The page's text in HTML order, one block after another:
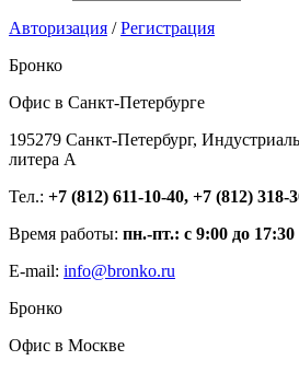
Авторизация /Регистрация
Бронко
Офис в Санкт-Петербурге
195279 Санкт-Петербург,
литера А
Тел.: +7 (812) 611-10-40, +7 (812) 318-
Время работы: пн.-пт.: с 9:00 до 17:30
E-mail: info@bronko.ru
Бронко
Офис в Москве